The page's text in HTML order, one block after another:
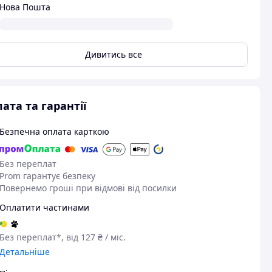
Нова Пошта
Дивитись все
та гарантії
Безпечна оплата карткою
Без переплат
Prom гарантує безпеку
Повернемо гроші при відмові від посилки
Оплатити частинами
Без переплат*, від 127 ₴ / міс.
Детальніше